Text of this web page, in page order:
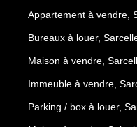
Appartement à vendre,
Bureaux à louer,
Maison à vendre,
Immeuble à vendre,
Parking / box à louer,